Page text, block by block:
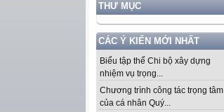
THƯ MỤC
CÁC Ý KIẾN MỚI NHẤT
Biểu tập thể Chi bộ xây dựng
nhiệm vụ trọng...
Chương trình công tác trọng tâm
của cá nhân Quý...